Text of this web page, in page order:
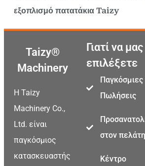
εξοπλισμό πατατάκια Taizy
Taizy®
Machinery
Η Taizy
Machinery Co.,
Ltd. είναι
παγκόσμιος
κατασκευαστής
Γιατί να μας
επιλέξετε
Παγκόσμιες
Πωλήσεις
στον πελάτη
Κέντρο